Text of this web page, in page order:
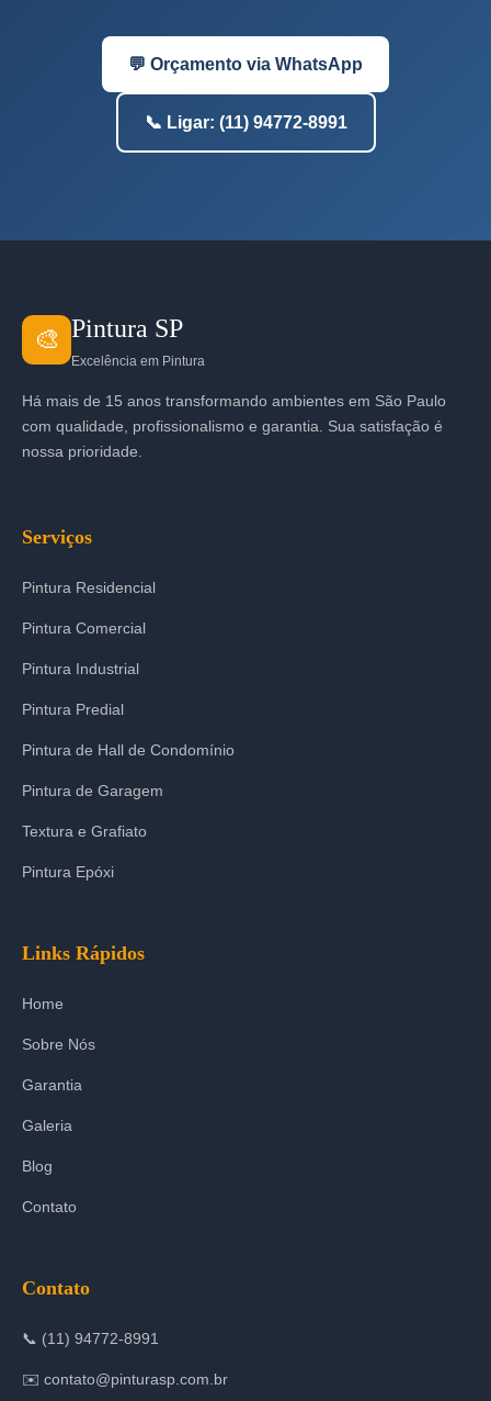
💬 Orçamento via WhatsApp
📞 Ligar: (11) 94772-8991
🎨 Pintura SP
Excelência em Pintura
Há mais de 15 anos transformando ambientes em São Paulo
com qualidade, profissionalismo e garantia. Sua satisfação é
nossa prioridade.
Serviços
Pintura Residencial
Pintura Comercial
Pintura Industrial
Pintura Predial
Pintura de Hall de Condomínio
Pintura de Garagem
Textura e Grafiato
Pintura Epóxi
Links Rápidos
Home
Sobre Nós
Garantia
Galeria
Blog
Contato
Contato
📞 (11) 94772-8991
✉️ contato@pinturasp.com.br